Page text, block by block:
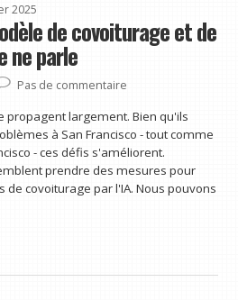
2025
de covoiturage et de
ne parle
Pas de commentaire
propagent largement. Bien qu'ils
à San Francisco - tout comme
- ces défis s'améliorent.
prendre des mesures pour
covoiturage par l'IA. Nous pouvons